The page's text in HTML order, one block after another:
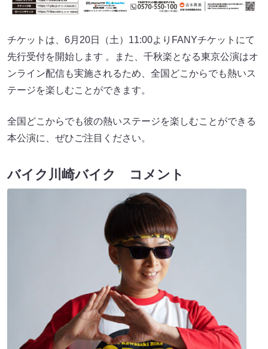
チケットは、6月20日（土）11:00よりFANYチケットにて
先行受付を開始します 。また、千秋楽となる東京公演はオ
ンライン配信も実施されるため、全国どこからでも熱いス
テージを楽しむことができます。
全国どこからでも彼の熱いステージを楽しむことができる
本公演に、ぜひご注目ください。
バイク川崎バイク コメント